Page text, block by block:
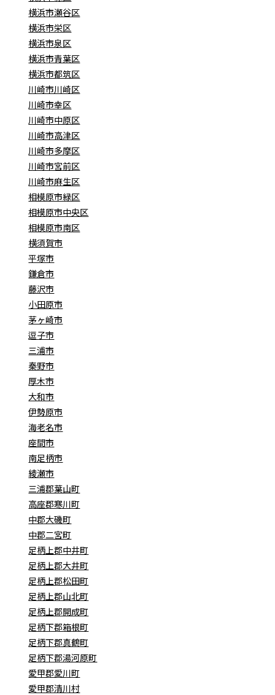
横浜市瀬谷区
横浜市栄区
横浜市泉区
横浜市青葉区
横浜市都筑区
川崎市川崎区
川崎市幸区
川崎市中原区
川崎市高津区
川崎市多摩区
川崎市宮前区
川崎市麻生区
相模原市緑区
相模原市中央区
相模原市南区
横須賀市
平塚市
鎌倉市
藤沢市
小田原市
茅ヶ崎市
逗子市
三浦市
秦野市
厚木市
大和市
伊勢原市
海老名市
座間市
南足柄市
綾瀬市
三浦郡葉山町
高座郡寒川町
中郡大磯町
中郡二宮町
足柄上郡中井町
足柄上郡大井町
足柄上郡松田町
足柄上郡山北町
足柄上郡開成町
足柄下郡箱根町
足柄下郡真鶴町
足柄下郡湯河原町
愛甲郡愛川町
愛甲郡清川村